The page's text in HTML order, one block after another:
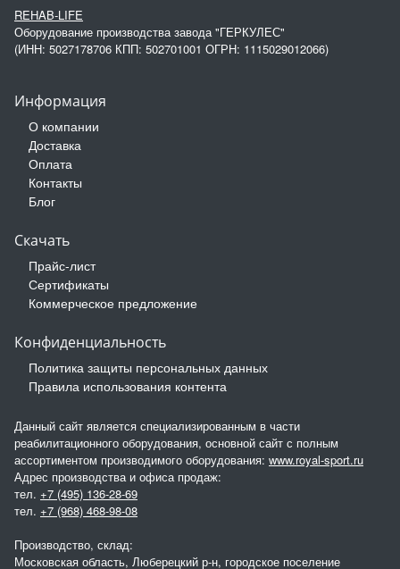
REHAB-LIFE
Оборудование производства завода "ГЕРКУЛЕС"
(ИНН: 5027178706 КПП: 502701001 ОГРН: 1115029012066)
Информация
О компании
Доставка
Оплата
Контакты
Блог
Скачать
Прайс-лист
Сертификаты
Коммерческое предложение
Конфиденциальность
Политика защиты персональных данных
Правила использования контента
Данный сайт является специализированным в части
реабилитационного оборудования, основной сайт с полным
ассортиментом производимого оборудования: www.royal-sport.ru
Адрес производства и офиса продаж:
тел. +7 (495) 136-28-69
тел. +7 (968) 468-98-08
Производство, склад:
Московская область, Люберецкий р-н, городское поселение